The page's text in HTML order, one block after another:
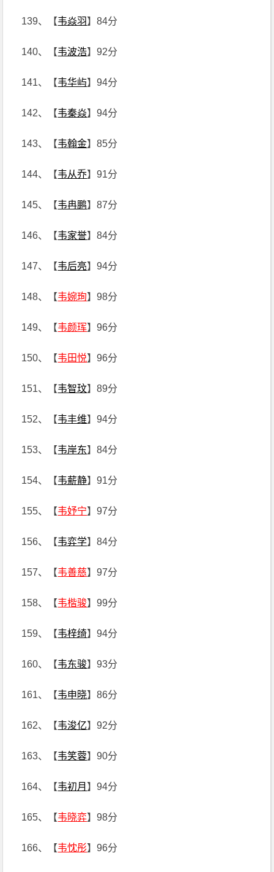
139、【韦焱羽】84分
140、【韦波浩】92分
141、【韦华屿】94分
142、【韦秦焱】94分
143、【韦翰金】85分
144、【韦从乔】91分
145、【韦冉鹏】87分
146、【韦家誉】84分
147、【韦后亮】94分
148、【韦婉珣】98分
149、【韦颜珲】96分
150、【韦田悦】96分
151、【韦智玟】89分
152、【韦丰维】94分
153、【韦岸东】84分
154、【韦薪静】91分
155、【韦妤宁】97分
156、【韦弈学】84分
157、【韦善慈】97分
158、【韦楷骏】99分
159、【韦梓绮】94分
160、【韦东骏】93分
161、【韦申晓】86分
162、【韦浚亿】92分
163、【韦笑蓉】90分
164、【韦初月 】94分
165、【韦晓弈】98分
166、【韦忱彤】96分